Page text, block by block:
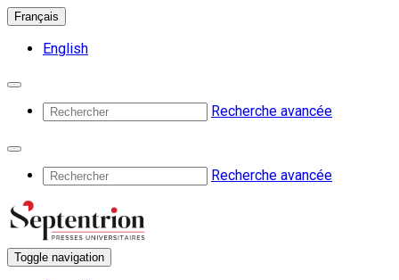
Français
English
Recherche avancée
Recherche avancée
Toggle navigation